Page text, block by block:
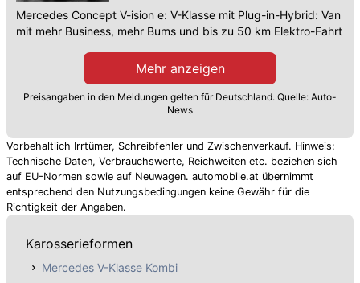
Mercedes Concept V-ision e: V-Klasse mit Plug-in-Hybrid: Van
mit mehr Business, mehr Bums und bis zu 50 km Elektro-Fahrt
Mehr anzeigen
Preisangaben in den Meldungen gelten für Deutschland. Quelle: Auto-
News
Vorbehaltlich Irrtümer, Schreibfehler und Zwischenverkauf. Hinweis:
Technische Daten, Verbrauchswerte, Reichweiten etc. beziehen sich
auf EU-Normen sowie auf Neuwagen. automobile.at übernimmt
entsprechend den Nutzungsbedingungen keine Gewähr für die
Richtigkeit der Angaben.
Karosserieformen
Mercedes V-Klasse Kombi